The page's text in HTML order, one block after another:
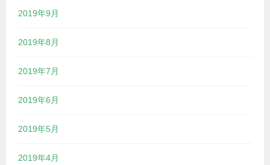
2019年9月
2019年8月
2019年7月
2019年6月
2019年5月
2019年4月